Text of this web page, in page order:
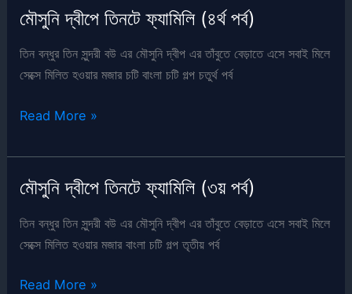
ফ্যামিলি
(৫ম
পর্ব)
মৌসুনি দ্বীপে তিনটে ফ্যামিলি (৪র্থ পর্ব)
তিন বন্ধুর তিন সুন্দরী বউ এর মৌসুনি দ্বীপ এর তাঁবুতে বেড়াতে এসে সবাই মিলে
সেক্সে মিলিত হওয়ার মজার চটি বাংলা চটি গল্প চতুর্থ পর্ব
মৌসুনি
তিনটে
ফ্যামিলি
পর্ব)
Read More »
মৌসুনি দ্বীপে তিনটে ফ্যামিলি (৩য় পর্ব)
তিন বন্ধুর তিন সুন্দরী বউ এর মৌসুনি দ্বীপ এর তাঁবুতে বেড়াতে এসে সবাই মিলে
সেক্সে মিলিত হওয়ার মজার বাংলা চটি গল্প তৃতীয় পর্ব
মৌসুনি
Read More »